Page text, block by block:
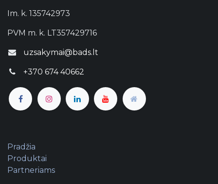
Im. k. 135742973
PVM m. k. LT357429716
uzsakymai@bads.lt
+370 674 40662
Pradžia
Produktai
Partneriams